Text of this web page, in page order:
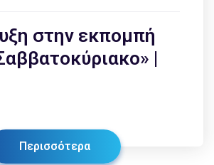
στην εκπομπή
|
Περισσότερα